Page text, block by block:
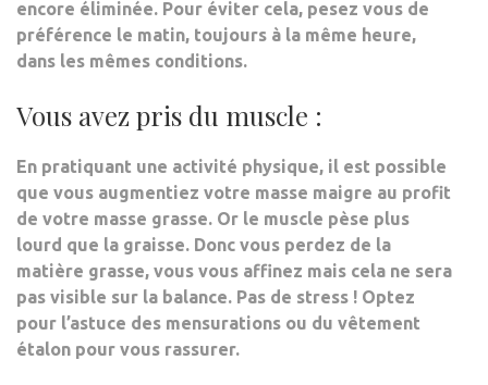
encore éliminée. Pour éviter cela, pesez vous de
préférence le matin, toujours à la même heure,
dans les mêmes conditions.
Vous avez pris du muscle :
En pratiquant une activité physique, il est possible
que vous augmentiez votre masse maigre au profit
de votre masse grasse. Or le muscle pèse plus
lourd que la graisse. Donc vous perdez de la
matière grasse, vous vous affinez mais cela ne sera
pas visible sur la balance. Pas de stress ! Optez
pour l’astuce des mensurations ou du vêtement
étalon pour vous rassurer.